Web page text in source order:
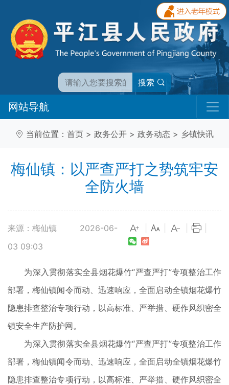
搜索
网站导航
当前位置： 首页 > 政务公开 > 政务动态 > 乡镇快讯
梅仙镇：以严查严打之势筑牢安
全防火墙
来源：梅仙镇
2026-06-
03 09:03
为深入贯彻落实全县烟花爆竹“严查严打”专项整治工作
部署，梅仙镇闻令而动、迅速响应，全面启动全镇烟花爆竹
隐患排查整治专项行动，以高标准、严举措、硬作风织密全
镇安全生产防护网。
为深入贯彻落实全县烟花爆竹“严查严打”专项整治工作
部署，梅仙镇闻令而动、迅速响应，全面启动全镇烟花爆竹
隐患排查整治专项行动，以高标准、严举措、硬作风织密全